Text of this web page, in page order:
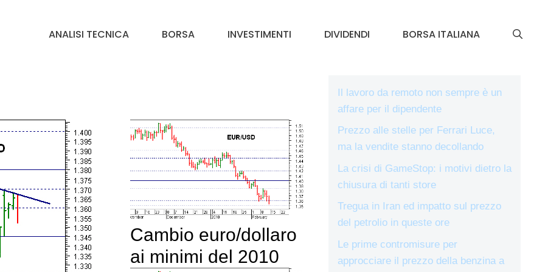
ANALISI TECNICA BORSA INVESTIMENTI DIVIDENDI BORSA ITALIANA
Cambio euro/dollaro
ai minimi del 2010
Il lavoro da remoto non sempre è un
affare per il dipendente
Prezzo alle stelle per Ferrari Luce,
ma la vendite stanno decollando
La crisi di GameStop: i motivi dietro la
chiusura di tanti store
Tregua in Iran ed impatto sul prezzo
del petrolio in queste ore
Le prime contromisure per
approcciare il prezzo della benzina a